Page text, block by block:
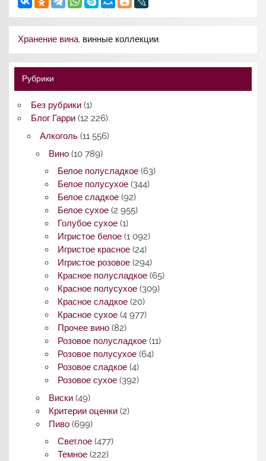
Хранение вина, винные коллекции.
Рубрики
Без рубрики(1)
Блог Гарри(12 226)
Алкоголь(11 556)
Вино(10 789)
Белое полусладкое (63)
Белое полусухое (344)
Белое сладкое (92)
Белое сухое (2 955)
Голубое сухое (1)
Игристое белое (1 092)
Игристое красное (24)
Игристое розовое (294)
Красное полусладкое (65)
Красное полусухое (309)
Красное сладкое (20)
Красное сухое (4 977)
Прочее вино (82)
Розовое полусладкое (11)
Розовое полусухое (64)
Розовое сладкое (4)
Розовое сухое (392)
Виски(49)
Критерии оценки(2)
Пиво(699)
Светлое (477)
Темное (222)